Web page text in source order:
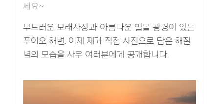
세요~
부드러운 모래사장과 아름다운 일몰 광경이 있는
푸이오 해변. 이제 제가 직접 사진으로 담은 해질
녘의 모습을 사우 여러분에게 공개합니다.